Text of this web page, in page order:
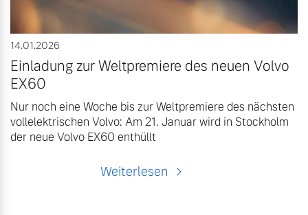
14.01.2026
Einladung zur Weltpremiere des neuen Volvo
EX60
Nur noch eine Woche bis zur Weltpremiere des nächsten
vollelektrischen Volvo: Am 21. Januar wird in Stockholm
der neue Volvo EX60 enthüllt
Weiterlesen